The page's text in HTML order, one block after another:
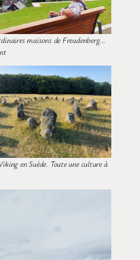
maisons de Freudenberg…
en Suède. Toute une culture à